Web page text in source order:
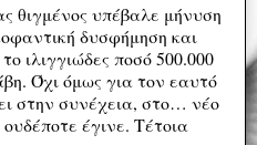
θιγμένος υπέβαλε μήνυση
δυσφήμηση και
ιλιγγιώδες ποσό 500.000
Όχι όμως για τον εαυτό
στην συνέχεια, στο… νέο
έγινε. Τέτοια